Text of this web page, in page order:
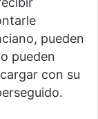
pueden
pueden
con su